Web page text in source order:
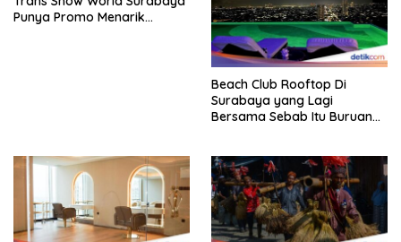
Punya Promo Menarik
Beach Club Rooftop Di
Surabaya yang Lagi
Bersama Sebab Itu Buruan